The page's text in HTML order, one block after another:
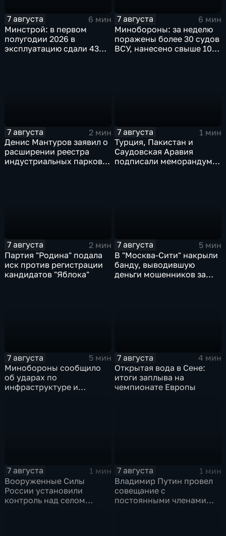
7 августа
6 мин
Минстрой: в первом
полугодии 2026 в
эксплуатацию сдали 43
7 августа
6 мин
Минобороны: за неделю
поражены более 30 судов
ВСУ, нанесено свыше 10
7 августа
2 мин
Денис Мантуров заявил о
расширении реестра
индустриальных парков в
7 августа
1 мин
Турция, Пакистан и
Саудовская Аравия
подписали меморандум о
7 августа
2 мин
Партия "Родина" подала
иск против регистрации
кандидатов "Яблока"
7 августа
5 мин
В "Москва‑Сити" накрыли
банду, выводившую
деньги мошенников за
7 августа
5 мин
Минобороны сообщило
об ударах по
инфраструктуре и
7 августа
4 мин
Открытая вода в Сене:
итоги заплыва на
чемпионате Европы
7 августа
1 мин
Вооруженные Силы
России установили
контроль над селом
7 августа
1 мин
Владимир Путин провел
совещание с
постоянными членами